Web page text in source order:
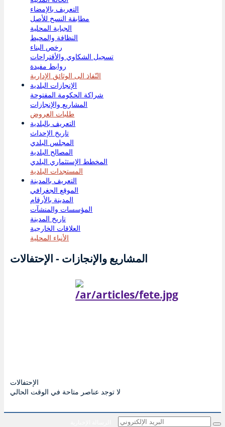
التعريف بالإمضاء
مطابقة النسخ للأصل
الجباية المحلية
النظافة والمحيط
رخص البناء
تسجيل الشكاوي والأقتراحات
روابط مفيدة
النّفاذ الى الوثائق الإدارية
الإنجازات البلدية
شراكة الحكومة المفتوحة
المشاريع والإنجازات
طلبات العروض
التعريف بالبلدية
تاريخ الإحداث
المجلس البلدي
المصالح البلدية
المخطط الإستثماري البلدي
المستجدات البلدية
التعريف بالمدينة
الموقع الجغرافي
المدينة بالأرقام
المؤسسات والمنشآت
تاريخ المدينة
العلاقات الخارجية
الأنباء المحلية
المشاريع والإنجازات - الإحتفالات
الإحتفالات
لا توجد عناصر متاحة في الوقت الحالي